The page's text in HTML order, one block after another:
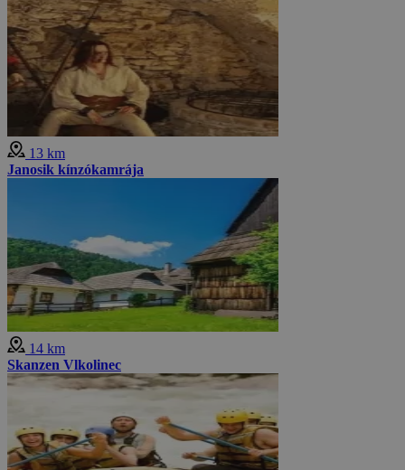
13 km
Janosik kínzókamrája
14 km
Skanzen Vlkolinec